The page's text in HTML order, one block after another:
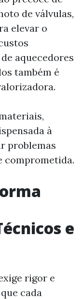
de válvulas,
elevar o
aquecedores
também é
à
problemas
comprometida.
e
rigor e
cada